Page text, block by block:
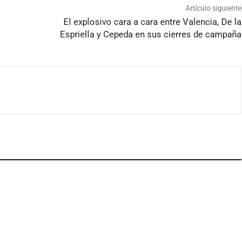
Artículo siguiente
El explosivo cara a cara entre Valencia, De la
Espriella y Cepeda en sus cierres de campaña